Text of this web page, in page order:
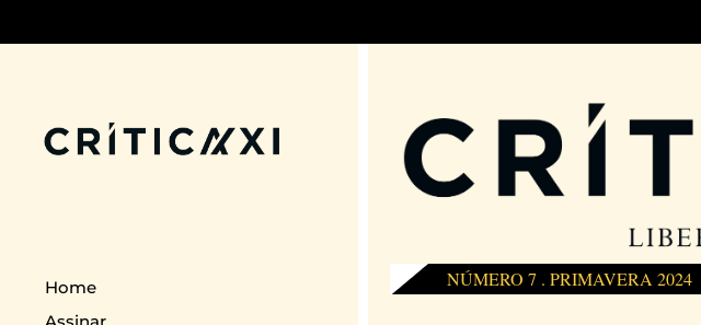
Home
NÚMERO 7 . PRIMAVERA 2024